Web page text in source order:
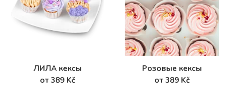
ЛИЛА кексы
от 389 Kč
Розовые кексы
от 389 Kč